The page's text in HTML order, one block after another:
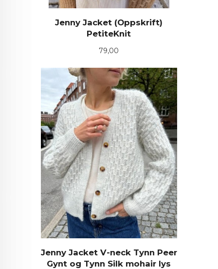
Jenny Jacket (Oppskrift)
PetiteKnit
Pris
79,00
Jenny Jacket V-neck Tynn Peer
Gynt og Tynn Silk mohair lys